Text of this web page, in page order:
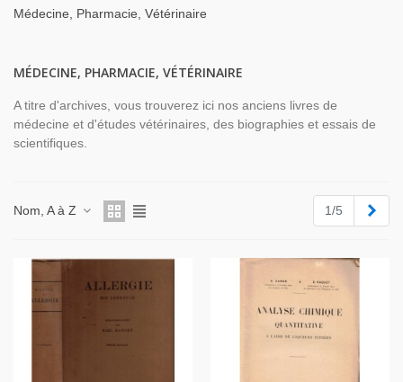
Médecine, Pharmacie, Vétérinaire
MÉDECINE, PHARMACIE, VÉTÉRINAIRE
A titre d'archives, vous trouverez ici nos anciens livres de
médecine et d'études vétérinaires, des biographies et essais de
scientifiques.
Nom, A à Z 1/5